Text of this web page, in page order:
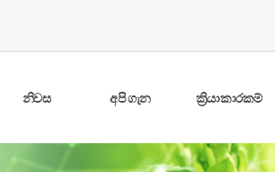
නිවස අපි ගැන ක්‍රියාකාරකම්